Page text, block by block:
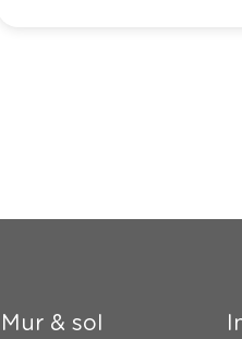
Mur & sol